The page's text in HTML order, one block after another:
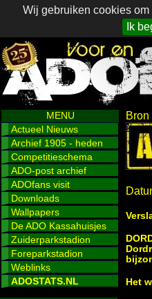
Wij gebruiken cookies
Ik
MENU
Actueel Nieuws
Archief 1905 - heden
Competitieschema
ADO-post archief
ADOfans visit
Downloads
Wallpapers
De ADO Kassahuisjes
Zuiderparkstadion
Foreparkstadion
Weblinks
ADOSTATS.NL
Bron
Het